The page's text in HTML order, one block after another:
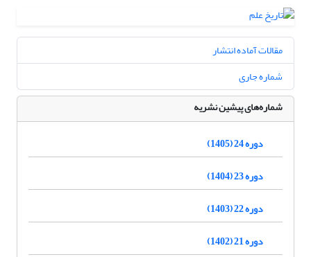
مقالات آماده انتشار
شماره جاری
شماره‌های پیشین نشریه
دوره 24 (1405)
دوره 23 (1404)
دوره 22 (1403)
دوره 21 (1402)